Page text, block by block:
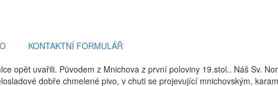
KONTAKTNÍ FORMULÁŘ
opět uvařili. Původem z Mnichova z první poloviny 19.stol.. Náš Sv.
dobře chmelené pivo, v chuti se projevující mnichovským,